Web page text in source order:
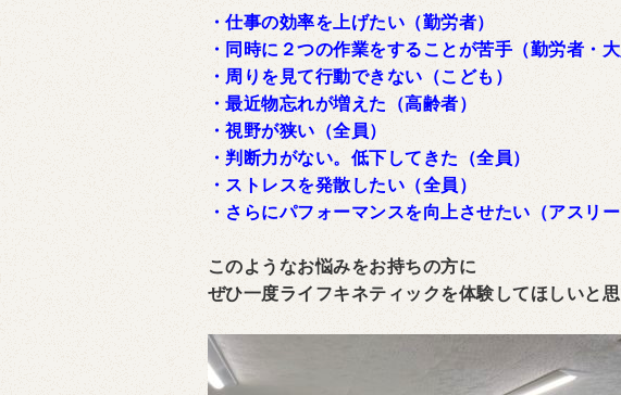
・仕事の効率を上げたい（勤労者）
・同時に２つの作業をすることが苦手（勤労者・大
・周りを見て行動できない（こども）
・最近物忘れが増えた（高齢者）
・視野が狭い（全員）
・判断力がない。低下してきた（全員）
・ストレスを発散したい（全員）
・さらにパフォーマンスを向上させたい（アスリー
このようなお悩みをお持ちの方に
ぜひ一度ライフキネティックを体験してほしいと思